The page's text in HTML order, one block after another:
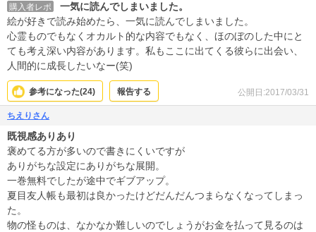
購入者レポ
一気に読んでしまいました。
絵が好きで読み始めたら、一気に読んでしまいました。
心霊ものでもなくオカルト的な内容でもなく、ほのぼのした中にと
ても考え深い内容があります。私もここに出てくる彼らに出会い、
人間的に成長したいなー(笑)
公開日:2017/03/31
参考になった(24) 報告する
ちえりさん
既視感ありあり
褒めてる方が多いので書きにくいですが
ありがちな設定にありがちな展開。
一巻無料でしたが途中でギブアップ。
夏目友人帳も最初は良かったけどだんだんつまらなくなってしまっ
た。
物の怪ものは、なかなか難しいのでしょうがお金を払って見るのは